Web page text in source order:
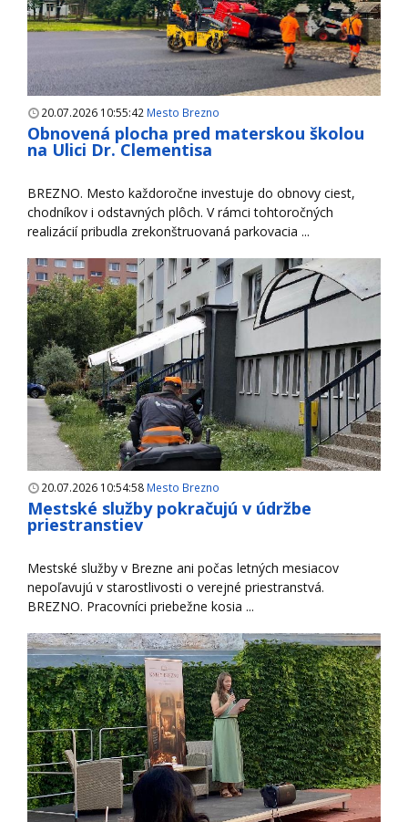
20.07.2026 10:55:42 Mesto Brezno
Obnovená plocha pred materskou školou
na Ulici Dr. Clementisa
BREZNO. Mesto každoročne investuje do obnovy ciest,
chodníkov i odstavných plôch. V rámci tohtoročných
realizácií pribudla zrekonštruovaná parkovacia ...
20.07.2026 10:54:58 Mesto Brezno
Mestské služby pokračujú v údržbe
priestranstiev
Mestské služby v Brezne ani počas letných mesiacov
nepoľavujú v starostlivosti o verejné priestranstvá.
BREZNO. Pracovníci priebežne kosia ...